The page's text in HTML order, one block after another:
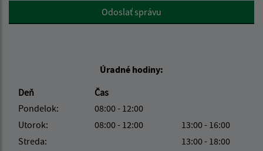
Google reCaptcha ResponseOdoslať správu
Úradné hodiny:
Deň
Čas
Pondelok:
08:00 - 12:00
Utorok:
08:00 - 12:00
13:00 - 16:00
Streda:
13:00 - 18:00